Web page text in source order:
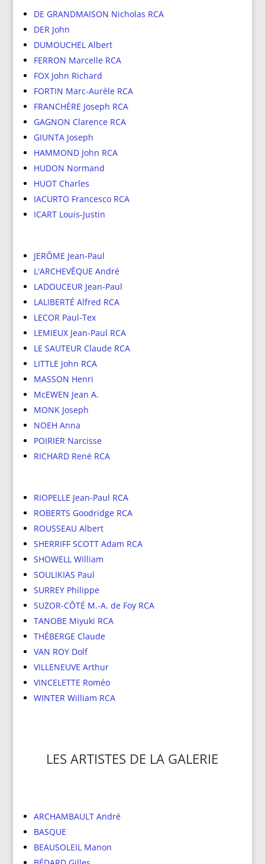
DE GRANDMAISON Nicholas RCA
DER John
DUMOUCHEL Albert
FERRON Marcelle RCA
FOX John Richard
FORTIN Marc-Aurèle RCA
FRANCHÈRE Joseph RCA
GAGNON Clarence RCA
GIUNTA Joseph
HAMMOND John RCA
HUDON Normand
HUOT Charles
IACURTO Francesco RCA
ICART Louis-Justin
JERÔME Jean-Paul
L'ARCHEVÊQUE André
LADOUCEUR Jean-Paul
LALIBERTÉ Alfred RCA
LECOR Paul-Tex
LEMIEUX Jean-Paul RCA
LE SAUTEUR Claude RCA
LITTLE John RCA
MASSON Henri
McEWEN Jean A.
MONK Joseph
NOEH Anna
POIRIER Narcisse
RICHARD René RCA
RIOPELLE Jean-Paul RCA
ROBERTS Goodridge RCA
ROUSSEAU Albert
SHERRIFF SCOTT Adam RCA
SHOWELL William
SOULIKIAS Paul
SURREY Philippe
SUZOR-CÔTÉ M.-A. de Foy RCA
TANOBE Miyuki RCA
THÉBERGE Claude
VAN ROY Dolf
VILLENEUVE Arthur
VINCELETTE Roméo
WINTER William RCA
LES ARTISTES DE LA GALERIE
ARCHAMBAULT André
BASQUE
BEAUSOLEIL Manon